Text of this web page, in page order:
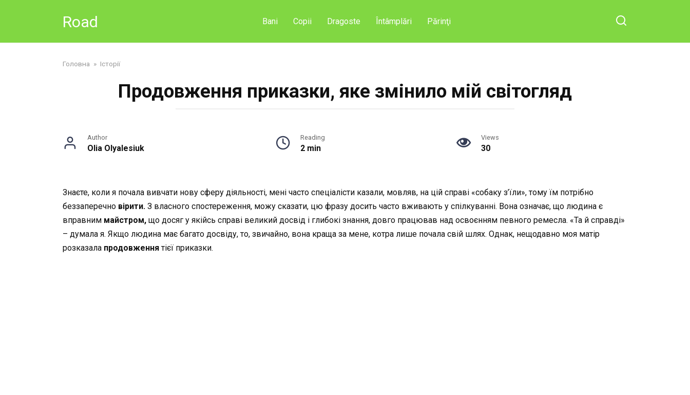
Road Bani Copii Dragoste Întâmplări Părinţi
Головна » Історії
Продовження приказки, яке змінило мій світогляд
Author
Olia Olyalesiuk
Reading
2 min
Views
30
Знаєте, коли я почала вивчати нову сферу діяльності, мені часто спеціалісти казали, мовляв, на цій справі «собаку з’їли», тому їм потрібно
беззаперечно вірити. З власного спостереження, можу сказати, цю фразу досить часто вживають у спілкуванні. Вона означає, що людина є
вправним майстром, що досяг у якійсь справі великий досвід і глибокі знання, довго працював над освоєнням певного ремесла. «Та й справді»
– думала я. Якщо людина має багато досвіду, то, звичайно, вона краща за мене, котра лише почала свій шлях. Однак, нещодавно моя матір
розказала продовження тієї приказки.